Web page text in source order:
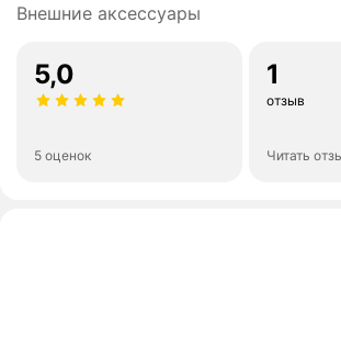
Внешние аксессуары
5,0
5 оценок
1
отзыв
Читать